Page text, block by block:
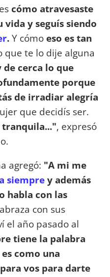
cómo atravesaste
y seguís siendo
.Y cómo eso es tan
que te lo dije alguna
cerca lo que
porque
de irradiar alegría
que decidís ser.
, expresó
agregó: "A mi me
siemprey además
habla con las
con sus
el año pasado al
tiene la palabra
como una
vos para darte